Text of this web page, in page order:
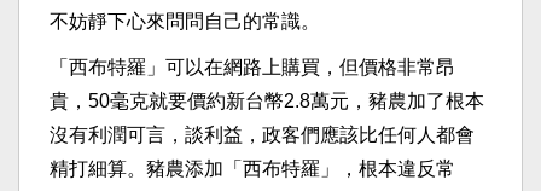
不妨靜下心來問問自己的常識。
「西布特羅」可以在網路上購買，但價格非常昂
貴，50毫克就要價約新台幣2.8萬元，豬農加了根本
沒有利潤可言，談利益，政客們應該比任何人都會
精打細算。豬農添加「西布特羅」，根本違反常